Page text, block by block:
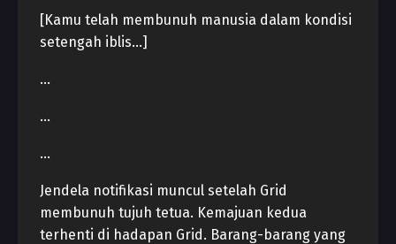
[Kamu telah membunuh manusia dalam kondisi
setengah iblis…]
…
…
…
Jendela notifikasi muncul setelah Grid
membunuh tujuh tetua. Kemajuan kedua
terhenti di hadapan Grid. Barang-barang yang